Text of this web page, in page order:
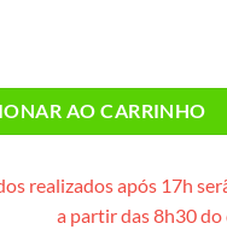
AO CARRINHO
realizados após 17h
a partir das 8h30 do